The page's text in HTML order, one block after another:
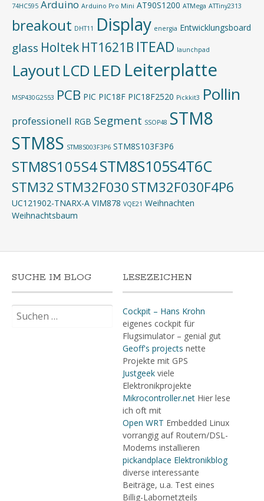
74HC595 Arduino Arduino Pro Mini AT90S1200 ATMega ATTiny2313
breakout DHT11 Display energia Entwicklungsboard
glass Holtek HT1621B ITEAD launchpad
Layout LCD LED Leiterplatte
MSP430G2553 PCB PIC PIC18F PIC18F2520 Pickkit3 Pollin
professionell RGB Segment SSOP48 STM8
STM8S STM8S003F3P6 STM8S103F3P6
STM8S105S4STM8S105S4T6C
STM32 STM32F030STM32F030F4P6
UC121902-TNARX-A VIM878 VQE21 Weihnachten
Weihnachtsbaum
SUCHE IM BLOG
nach:
LESEZEICHEN
Cockpit – Hans Krohn
eigenes cockpit für
Flugsimulator – genial gut
Geoff's projects nette
Projekte mit GPS
Justgeekviele
Elektronikprojekte
Mikrocontroller.netHier lese
ich oft mit
Open WRT Embedded Linux
vorrangig auf Routern/DSL-
Modems installieren
pickandplace Elektronikblog
diverse interessante
Beiträge, u.a. Test eines
Billig-Labornetzteils